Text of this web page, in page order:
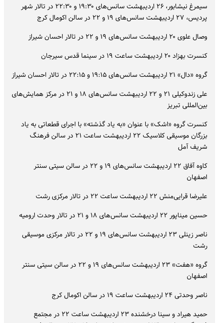
سیمرغ نیشابور، ۲۶ اردیبهشت سانس‌های ۱۹:۳۰ و ۲۲:۳۰ در تالار شهر
پردیس، ۲۷ اردیبهشت سانس‌های ۱۹ و ۲۲ در سالن اکومال کرج
وصال علوی ۲۰ اردیبهشت سانس‌های ۱۹ و ۲۲ در تالار احسان شیراز
کنسرت بهزاد ۲۰ اردیبهشت ساعت ۱۹ در سینما قدس سیرجان
گروه «دال» ۲۱ اردیبهشت سانس‌های ۱۹:۱۵ و ۲۲:۱۵ در تالار احسان شیراز
علی زندوکیلی ۲۱ و ۲۲ اردیبهشت سانس‌های ۱۸ و ۲۱ در مرکز همایش‌های
بین‌المللی تبریز
کنسرت گروه «اشک» با عنوان «به یاد گذشته» با اجرای قطعاتی به یاد
بزرگان موسیقی کلاسیک ۲۲ اردیبهشت ساعت ۲۱ در سالن فرهنگ
شریف آمل
کاوه آفاق ۲۲ اردیبهشت سانس‌های ۱۹ و ۲۲ در سالن سیتی سنتر
اصفهان
علیرضا قرایی‌منش ۲۲ اردیبهشت ساعت ۲۲ در تالار مرکزی رشت
حسین میناپور ۲۲ اردیبهشت سانس‌های ۱۸ و ۲۱ در تالار وحدت ارومیه
ناصر زینلی ۲۳ اردیبهشت سانس‌های ۱۹ و ۲۲ در تالار مرکزی موسیقی
رشت
گروه «هفت» ۲۳ اردیبهشت سانس‌های ۱۹ و ۲۲ در سالن سیتی سنتر
اصفهان
ناصر وحدتی ۲۴ اردیبهشت ساعت ۱۹ در سالن اکومال کرج
حمید هیراد و سینا درخشنده ۲۳ اردیبهشت ساعت ۲۲ در مجتمع